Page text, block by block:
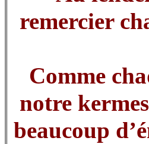
remercier
Comme
notre
beaucoup